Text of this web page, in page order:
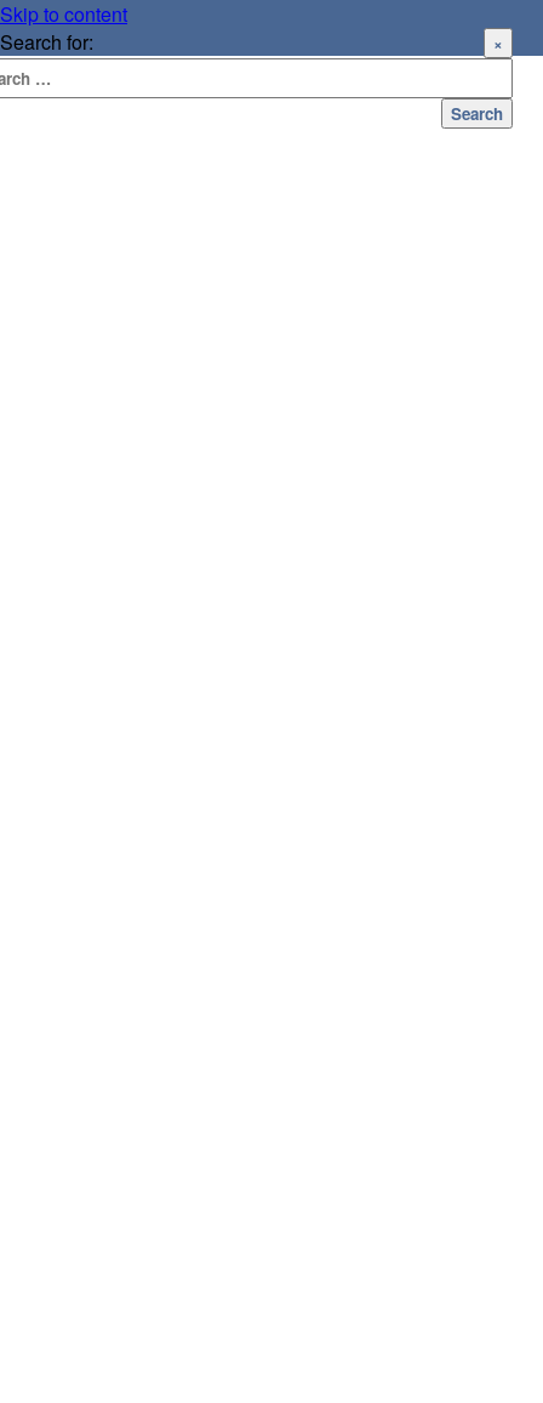
Skip to content
×
Search for: